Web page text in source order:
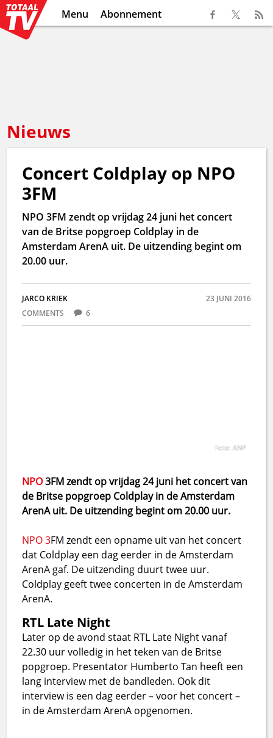
Menu Abonnement
Nieuws
Concert Coldplay op NPO
3FM
NPO 3FM zendt op vrijdag 24 juni het concert
van de Britse popgroep Coldplay in de
Amsterdam ArenA uit. De uitzending begint om
20.00 uur.
JARCO KRIEK
23 JUNI 2016
COMMENTS
6
Foto: ANP
NPO3FM zendt op vrijdag 24 juni het concert van
de Britse popgroep Coldplay in de Amsterdam
ArenA uit. De uitzending begint om 20.00 uur.
NPO 3FM zendt een opname uit van het concert
dat Coldplay een dag eerder in de Amsterdam
ArenA gaf. De uitzending duurt twee uur.
Coldplay geeft twee concerten in de Amsterdam
ArenA.
RTL Late Night
Later op de avond staat RTL Late Night vanaf
22.30 uur volledig in het teken van de Britse
popgroep. Presentator Humberto Tan heeft een
lang interview met de bandleden. Ook dit
interview is een dag eerder – voor het concert –
in de Amsterdam ArenA opgenomen.